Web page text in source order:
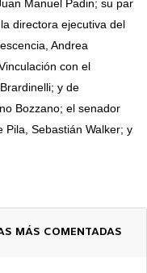
Manuel Padin; su par
directora ejecutiva del
Andrea
con el
y de
Bozzano; el senador
Pila, Sebastián Walker; y
MÁS COMENTADAS